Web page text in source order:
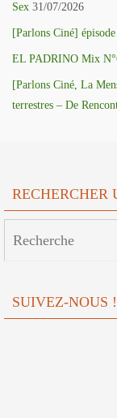
Sex 31/07/2026
[Parlons Ciné]
EL PADRINO Mix
[Parlons Ciné, La
terrestres – De
RECHERCHER
SUIVEZ-NOUS !